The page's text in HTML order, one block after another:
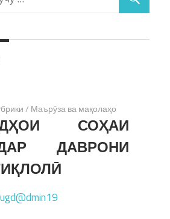
/ Маърӯза ва мақолаҳо
СОҲАИ
ДАВРОНИ